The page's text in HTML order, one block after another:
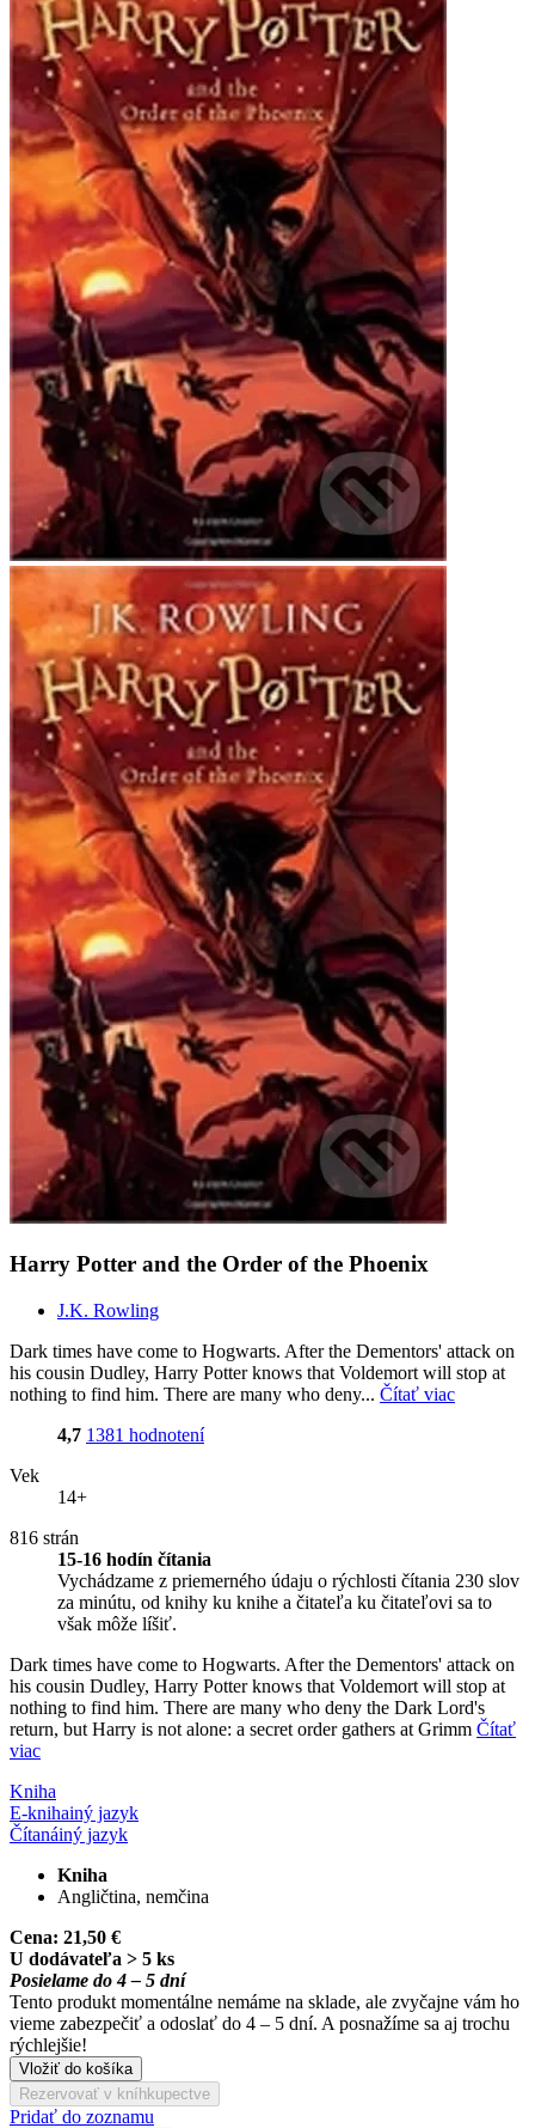
Harry Potter and the Order of the Phoenix
J.K. Rowling
Dark times have come to Hogwarts. After the Dementors' attack on
his cousin Dudley, Harry Potter knows that Voldemort will stop at
nothing to find him. There are many who deny... Čítať viac
4,7 1381 hodnotení
Vek
14+
816 strán
15-16 hodín čítania
Vychádzame z priemerného údaju o rýchlosti čítania 230 slov
za minútu, od knihy ku knihe a čitateľa ku čitateľovi sa to
však môže líšiť.
Dark times have come to Hogwarts. After the Dementors' attack on
his cousin Dudley, Harry Potter knows that Voldemort will stop at
nothing to find him. There are many who deny the Dark Lord's
return, but Harry is not alone: a secret order gathers at Grimm Čítať
viac
Kniha
E-knihainý jazyk
Čítanáiný jazyk
Kniha
Angličtina, nemčina
Cena: 21,50 €
U dodávateľa > 5 ks
Posielame do 4 – 5 dní
Tento produkt momentálne nemáme na sklade, ale zvyčajne vám ho
vieme zabezpečiť a odoslať do 4 – 5 dní. A posnažíme sa aj trochu
rýchlejšie!
Vložiť do košíka
Rezervovať v kníhkupectve
Pridať do zoznamu